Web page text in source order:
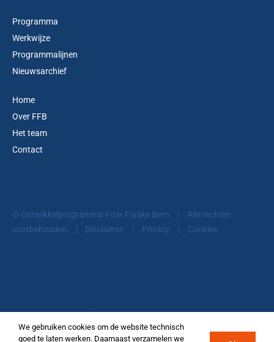
Programma
Werkwijze
Programmalijnen
Nieuwsarchief
Home
Over FFB
Het team
Contact
© Ontwikkelprogramma Foar Fryske Bern |
Alle rechten
voorbehouden
| Disclaimer | Privacy | Cookies
© Ontwikkelprogramma Foar Fryske Bern
We gebruiken cookies om de website technisch
goed te laten werken. Daarnaast verzamelen we